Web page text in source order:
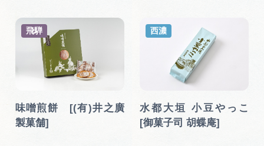
味噌煎餅 [(有)井之廣
製菓舗]
飛騨
水都大垣 小豆やっこ
[御菓子司 胡蝶庵]
西濃